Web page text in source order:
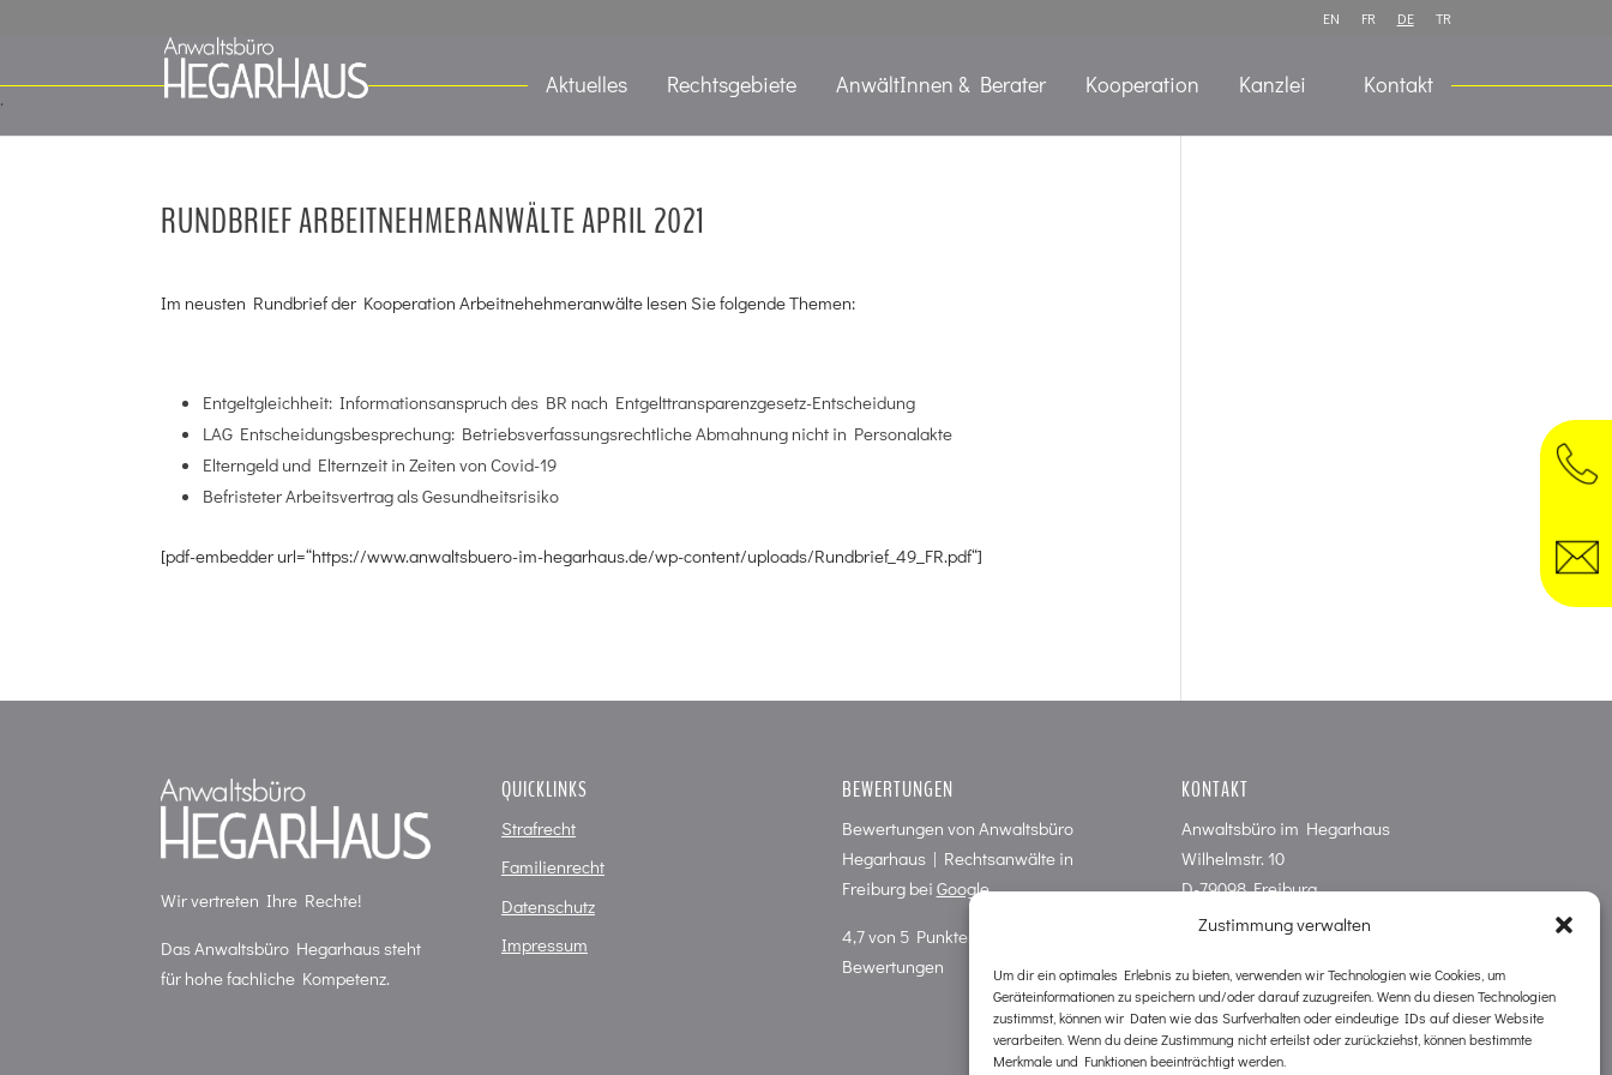
Zustimmung verwalten
Um dir ein optimales Erlebnis zu bieten, verwenden wir Technologien wie Cookies, um
Geräteinformationen zu speichern und/oder darauf zuzugreifen. Wenn du diesen Technologien
zustimmst, können wir Daten wie das Surfverhalten oder eindeutige IDs auf dieser Website
verarbeiten. Wenn du deine Zustimmung nicht erteilst oder zurückziehst, können bestimmte
Merkmale und Funktionen beeinträchtigt werden.
EN FR DE TR
Aktuelles Rechtsgebiete AnwältInnen & Berater Kooperation Kanzlei Kontakt
RUNDBRIEF ARBEITNEHMERANWÄLTE APRIL 2021
Im neusten Rundbrief der Kooperation Arbeitnehehmeranwälte lesen Sie folgende Themen:
Entgeltgleichheit: Informationsanspruch des BR nach Entgelttransparenzgesetz-Entscheidung
LAG Entscheidungsbesprechung: Betriebsverfassungsrechtliche Abmahnung nicht in Personalakte
Elterngeld und Elternzeit in Zeiten von Covid-19
Befristeter Arbeitsvertrag als Gesundheitsrisiko
[pdf-embedder url=“https://www.anwaltsbuero-im-hegarhaus.de/wp-content/uploads/Rundbrief_49_FR.pdf“]
Wir vertreten Ihre Rechte!
Das Anwaltsbüro Hegarhaus steht
für hohe fachliche Kompetenz.
QUICKLINKS
Strafrecht
Familienrecht
Datenschutz
Impressum
BEWERTUNGEN
Bewertungen von Anwaltsbüro
Hegarhaus | Rechtsanwälte in
Freiburgbei Google
4,7von 5Punkten in
Bewertungen
KONTAKT
Anwaltsbüro im Hegarhaus
Wilhelmstr. 10
D-79098 Freiburg
Tel. 0761 / 38 79 20
79 2 16
kanzlei@hegarhaus.de